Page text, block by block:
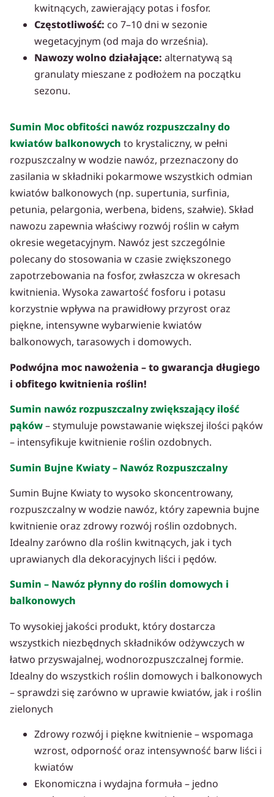
kwitnących, zawierający potas i fosfor.
Częstotliwość: co 7–10 dni w sezonie
wegetacyjnym (od maja do września).
Nawozy wolno działające: alternatywą są
granulaty mieszane z podłożem na początku
sezonu.
Sumin Moc obfitości nawóz rozpuszczalny do
kwiatów balkonowych to krystaliczny, w pełni
rozpuszczalny w wodzie nawóz, przeznaczony do
zasilania w składniki pokarmowe wszystkich odmian
kwiatów balkonowych (np. supertunia, surfinia,
petunia, pelargonia, werbena, bidens, szałwie). Skład
nawozu zapewnia właściwy rozwój roślin w całym
okresie wegetacyjnym. Nawóz jest szczególnie
polecany do stosowania w czasie zwiększonego
zapotrzebowania na fosfor, zwłaszcza w okresach
kwitnienia. Wysoka zawartość fosforu i potasu
korzystnie wpływa na prawidłowy przyrost oraz
piękne, intensywne wybarwienie kwiatów
balkonowych, tarasowych i domowych.
Podwójna moc nawożenia – to gwarancja długiego
i obfitego kwitnienia roślin!
Sumin nawóz rozpuszczalny zwiększający ilość
pąków– stymuluje powstawanie większej ilości pąków
– intensyfikuje kwitnienie roślin ozdobnych.
Sumin Bujne Kwiaty – Nawóz Rozpuszczalny
Sumin Bujne Kwiaty to wysoko skoncentrowany,
rozpuszczalny w wodzie nawóz, który zapewnia bujne
kwitnienie oraz zdrowy rozwój roślin ozdobnych.
Idealny zarówno dla roślin kwitnących, jak i tych
uprawianych dla dekoracyjnych liści i pędów.
Sumin – Nawóz płynny do roślin domowych i
balkonowych
To wysokiej jakości produkt, który dostarcza
wszystkich niezbędnych składników odżywczych w
łatwo przyswajalnej, wodnorozpuszczalnej formie.
Idealny do wszystkich roślin domowych i balkonowych
– sprawdzi się zarówno w uprawie kwiatów, jak i roślin
zielonych
Zdrowy rozwój i piękne kwitnienie – wspomaga
wzrost, odporność oraz intensywność barw liści i
kwiatów
Ekonomiczna i wydajna formuła – jedno